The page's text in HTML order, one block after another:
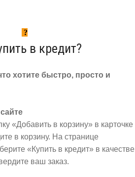
в кредит?
хотите быстро, просто и
«Добавить в корзину» в карточке
в корзину. На странице
«Купить в кредит» в качестве
ваш заказ.